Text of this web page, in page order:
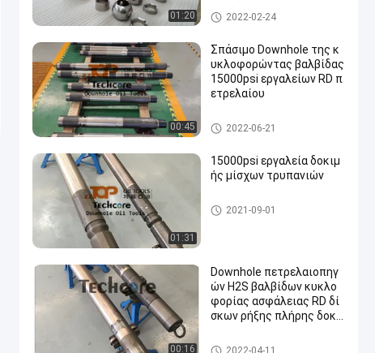
01:20
Επιλέξτε τη βαλβίδα ελεγκτ
ών
2022-02-24
00:45
Σπάσιμο Downhole της κ
υκλοφορώντας βαλβίδας
15000psi εργαλείων RD π
ετρελαίου
downhole εργαλεία πετρελαί
ου
2022-06-21
01:31
15000psi εργαλεία δοκιμ
ής μίσχων τρυπανιών
Εργαλεία δοκιμής μίσχων τρ
υπανιών
2021-09-01
00:16
Downhole πετρελαιοπηγ
ών H2S βαλβίδων κυκλο
φορίας ασφάλειας RD δί
σκων ρήξης πλήρης δοκι
RD κυκλοφορώντας βαλβίδα
2022-04-11